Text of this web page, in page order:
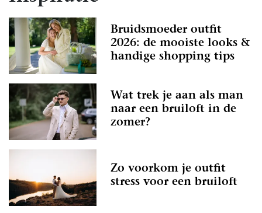
Bruidsmoeder outfit
2026: de mooiste looks &
handige shopping tips
Wat trek je aan als man
naar een bruiloft in de
zomer?
Zo voorkom je outfit
stress voor een bruiloft